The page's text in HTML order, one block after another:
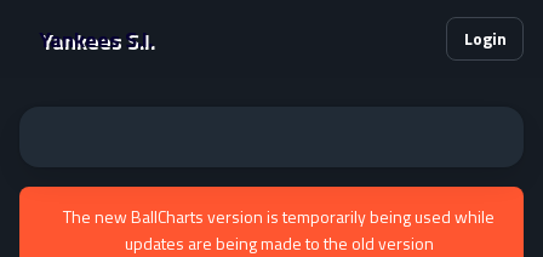
Yankees S.I. Login
The new BallCharts version is temporarily being used while
updates are being made to the old version